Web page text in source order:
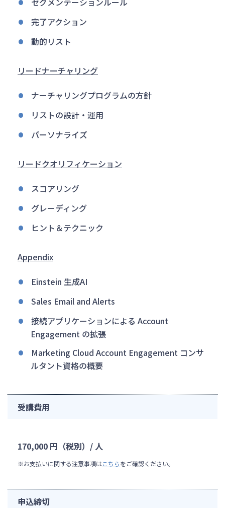
完了アクション
動的リスト
リードナーチャリング
ナーチャリングプログラムの方針
リストの設計・運用
パーソナライズ
リードクオリフィケーション
スコアリング
グレーディング
ヒント＆テクニック
Appendix
Einstein 生成AI
Sales Email and Alerts
接続アプリケーションによる Account
Engagement の拡張
Marketing Cloud Account Engagement コンサ
ルタント資格の概要
受講費用
170,000 円（税別）/ 人
※お支払いに関する注意事項はこちらをご確認ください。
申込締切